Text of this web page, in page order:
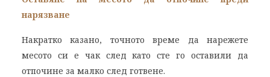
нарязване
Накратко казано, точното време да нарежете
месото си е чак след като сте го оставили да
отпочине за малко след готвене.